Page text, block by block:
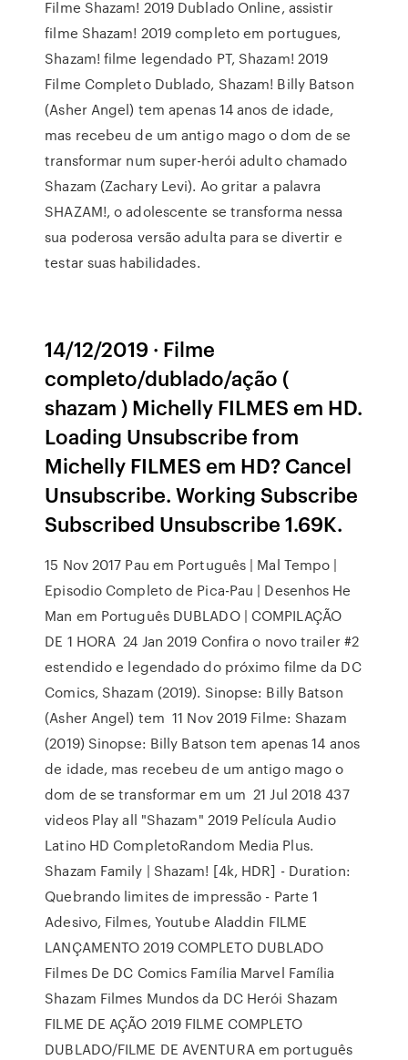
Filme Shazam! 2019 Dublado Online, assistir
filme Shazam! 2019 completo em portugues,
Shazam! filme legendado PT, Shazam! 2019
Filme Completo Dublado, Shazam! Billy Batson
(Asher Angel) tem apenas 14 anos de idade,
mas recebeu de um antigo mago o dom de se
transformar num super-herói adulto chamado
Shazam (Zachary Levi). Ao gritar a palavra
SHAZAM!, o adolescente se transforma nessa
sua poderosa versão adulta para se divertir e
testar suas habilidades.
14/12/2019 · Filme
completo/dublado/ação (
shazam ) Michelly FILMES em HD.
Loading Unsubscribe from
Michelly FILMES em HD? Cancel
Unsubscribe. Working Subscribe
Subscribed Unsubscribe 1.69K.
15 Nov 2017 Pau em Português | Mal Tempo |
Episodio Completo de Pica-Pau | Desenhos He
Man em Português DUBLADO | COMPILAÇÃO
DE 1 HORA 24 Jan 2019 Confira o novo trailer #2
estendido e legendado do próximo filme da DC
Comics, Shazam (2019). Sinopse: Billy Batson
(Asher Angel) tem 11 Nov 2019 Filme: Shazam
(2019) Sinopse: Billy Batson tem apenas 14 anos
de idade, mas recebeu de um antigo mago o
dom de se transformar em um 21 Jul 2018 437
videos Play all "Shazam" 2019 Película Audio
Latino HD CompletoRandom Media Plus.
Shazam Family | Shazam! [4k, HDR] - Duration:
Quebrando limites de impressão - Parte 1
Adesivo, Filmes, Youtube Aladdin FILME
LANÇAMENTO 2019 COMPLETO DUBLADO
Filmes De DC Comics Família Marvel Família
Shazam Filmes Mundos da DC Herói Shazam
FILME DE AÇÃO 2019 FILME COMPLETO
DUBLADO/FILME DE AVENTURA em português